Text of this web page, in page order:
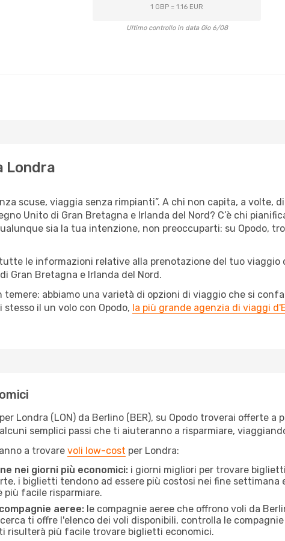
1 GBP = 1.16 EUR
Ultimo controllo in data Gio 6/08
Londra
scuse, viaggia senza rimpianti”. A chi non capita, a
Unito di Gran Bretagna e Irlanda del Nord? C’è chi
sia la tua intenzione, non preoccuparti: su Opodo,
le informazioni relative alla prenotazione del tuo viaggio
Gran Bretagna e Irlanda del Nord.
temere: abbiamo una varietà di opzioni di viaggio che si
il un volo con Opodo, la più grande agenzia di viaggi
Londra (LON) da Berlino (BER), su Opodo troverai offerte
semplici passi che ti aiuteranno a risparmiare,
a trovare voli low-cost per Londra:
nei giorni più economici: i giorni migliori per trovare
i biglietti tendono ad essere più costosi nei fine settimana
facile risparmiare.
aeree: le compagnie aeree che offrono voli da
ti offre l'elenco dei voli disponibili, controlla le
risulterà più facile trovare biglietti economici.